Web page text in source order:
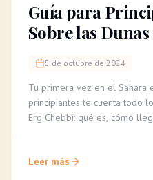
Guía para
Sobre las
5 de octubre de 2024
Tu primera vez en el Sahara
principiantes te cuenta todo
Erg Chebbi: qué es, cómo
Leer más